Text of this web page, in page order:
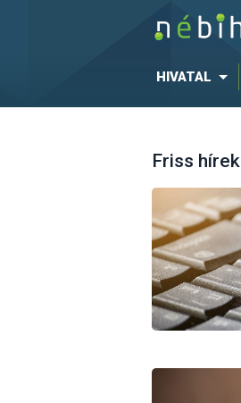
HIVATAL
Friss hírek